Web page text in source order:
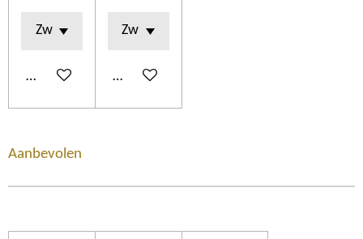
Add to cart See details
Aanbevolen